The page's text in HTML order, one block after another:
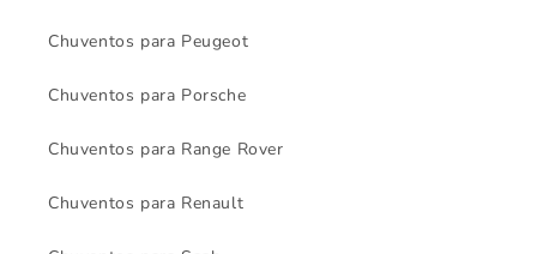
Chuventos para Peugeot
Chuventos para Porsche
Chuventos para Range Rover
Chuventos para Renault